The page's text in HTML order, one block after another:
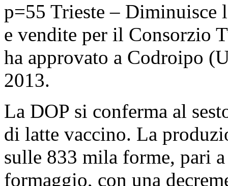
p=55 Trieste – Diminuisce
e vendite per il Consorzio
ha approvato a Codroipo
2013.
La DOP si conferma al
di latte vaccino. La
sulle 833 mila forme, pari
formaggio, con una